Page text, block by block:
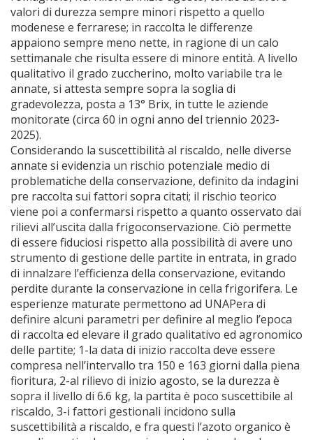
valori di durezza sempre minori rispetto a quello
modenese e ferrarese; in raccolta le differenze
appaiono sempre meno nette, in ragione di un calo
settimanale che risulta essere di minore entità. A livello
qualitativo il grado zuccherino, molto variabile tra le
annate, si attesta sempre sopra la soglia di
gradevolezza, posta a 13° Brix, in tutte le aziende
monitorate (circa 60 in ogni anno del triennio 2023-
2025).
Considerando la suscettibilità al riscaldo, nelle diverse
annate si evidenzia un rischio potenziale medio di
problematiche della conservazione, definito da indagini
pre raccolta sui fattori sopra citati; il rischio teorico
viene poi a confermarsi rispetto a quanto osservato dai
rilievi all’uscita dalla frigoconservazione. Ciò permette
di essere fiduciosi rispetto alla possibilità di avere uno
strumento di gestione delle partite in entrata, in grado
di innalzare l’efficienza della conservazione, evitando
perdite durante la conservazione in cella frigorifera. Le
esperienze maturate permettono ad UNAPera di
definire alcuni parametri per definire al meglio l’epoca
di raccolta ed elevare il grado qualitativo ed agronomico
delle partite; 1-la data di inizio raccolta deve essere
compresa nell’intervallo tra 150 e 163 giorni dalla piena
fioritura, 2-al rilievo di inizio agosto, se la durezza è
sopra il livello di 6.6 kg, la partita è poco suscettibile al
riscaldo, 3-i fattori gestionali incidono sulla
suscettibilità a riscaldo, e fra questi l’azoto organico è